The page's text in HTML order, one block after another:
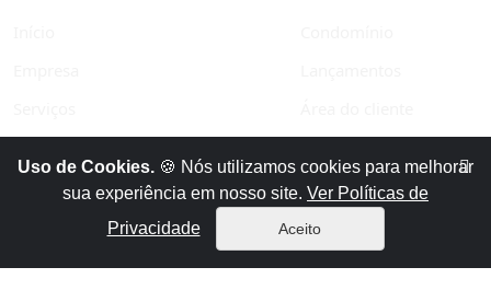
Vendas
Contato
Uso de Cookies. 🍪 Nós utilizamos cookies para melhorar
sua experiência em nosso site. Ver Políticas de
Privacidade
Aceito